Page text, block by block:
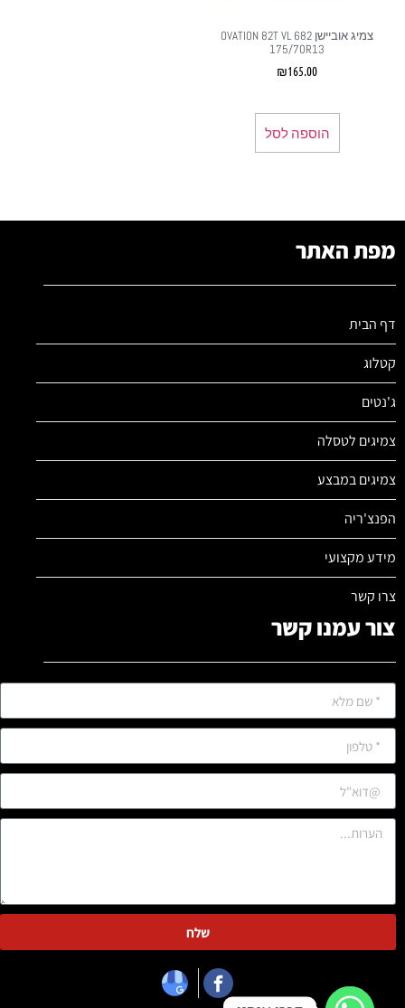
צמיג אוביישן OVATION 82T VL 682
175/70R13
₪165.00
הוספה לסל
מפת האתר
דף הבית
קטלוג
ג'נטים
צמיגים לטסלה
צמיגים במבצע
הפנצ'ריה
מידע מקצועי
צרו קשר
צור עמנו קשר
שלח